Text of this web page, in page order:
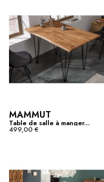
MAMMUT
Table de salle à manger...
499,00 €